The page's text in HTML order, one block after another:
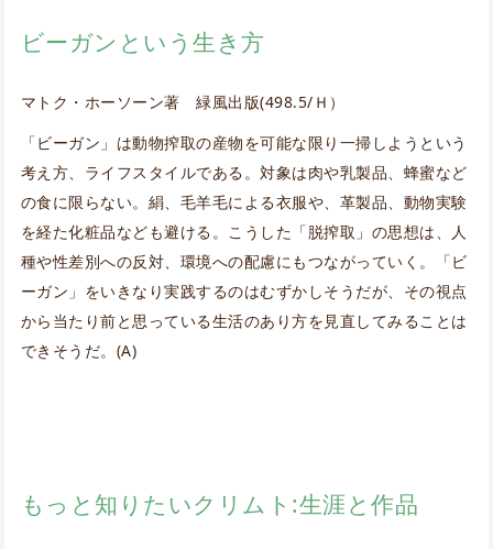
ビーガンという生き方
マトク・ホーソーン著 緑風出版(498.5/Ｈ）
「ビーガン」は動物搾取の産物を可能な限り一掃しようという
考え方、ライフスタイルである。対象は肉や乳製品、蜂蜜など
の食に限らない。絹、毛羊毛による衣服や、革製品、動物実験
を経た化粧品なども避ける。こうした「脱搾取」の思想は、人
種や性差別への反対、環境への配慮にもつながっていく。「ビ
ーガン」をいきなり実践するのはむずかしそうだが、その視点
から当たり前と思っている生活のあり方を見直してみることは
できそうだ。(A)
もっと知りたいクリムト:生涯と作品